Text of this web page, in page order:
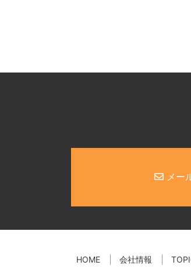
メー
HOME 会社情報